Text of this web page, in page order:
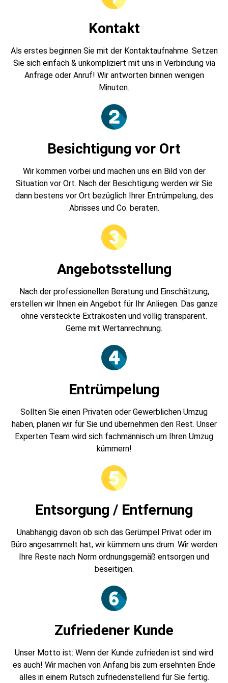
Kontakt
Als erstes beginnen Sie mit der Kontaktaufnahme. Setzen
Sie sich einfach & unkompliziert mit uns in Verbindung via
Anfrage oder Anruf! Wir antworten binnen wenigen
Minuten.
Besichtigung vor Ort
Wir kommen vorbei und machen uns ein Bild von der
Situation vor Ort. Nach der Besichtigung werden wir Sie
dann bestens vor Ort bezüglich Ihrer Entrümpelung, des
Abrisses und Co. beraten.
Angebotsstellung
Nach der professionellen Beratung und Einschätzung,
erstellen wir Ihnen ein Angebot für Ihr Anliegen. Das ganze
ohne versteckte Extrakosten und völlig transparent.
Gerne mit Wertanrechnung.
Entrümpelung
Sollten Sie einen Privaten oder Gewerblichen Umzug
haben, planen wir für Sie und übernehmen den Rest. Unser
Experten Team wird sich fachmännisch um Ihren Umzug
kümmern!
Entsorgung / Entfernung
Unabhängig davon ob sich das Gerümpel Privat oder im
Büro angesammelt hat, wir kümmern uns drum. Wir werden
Ihre Reste nach Norm ordnungsgemäß entsorgen und
beseitigen.
Zufriedener Kunde
Unser Motto ist: Wenn der Kunde zufrieden ist sind wird
es auch! Wir machen von Anfang bis zum ersehnten Ende
alles in einem Rutsch zufriedenstellend für Sie fertig.